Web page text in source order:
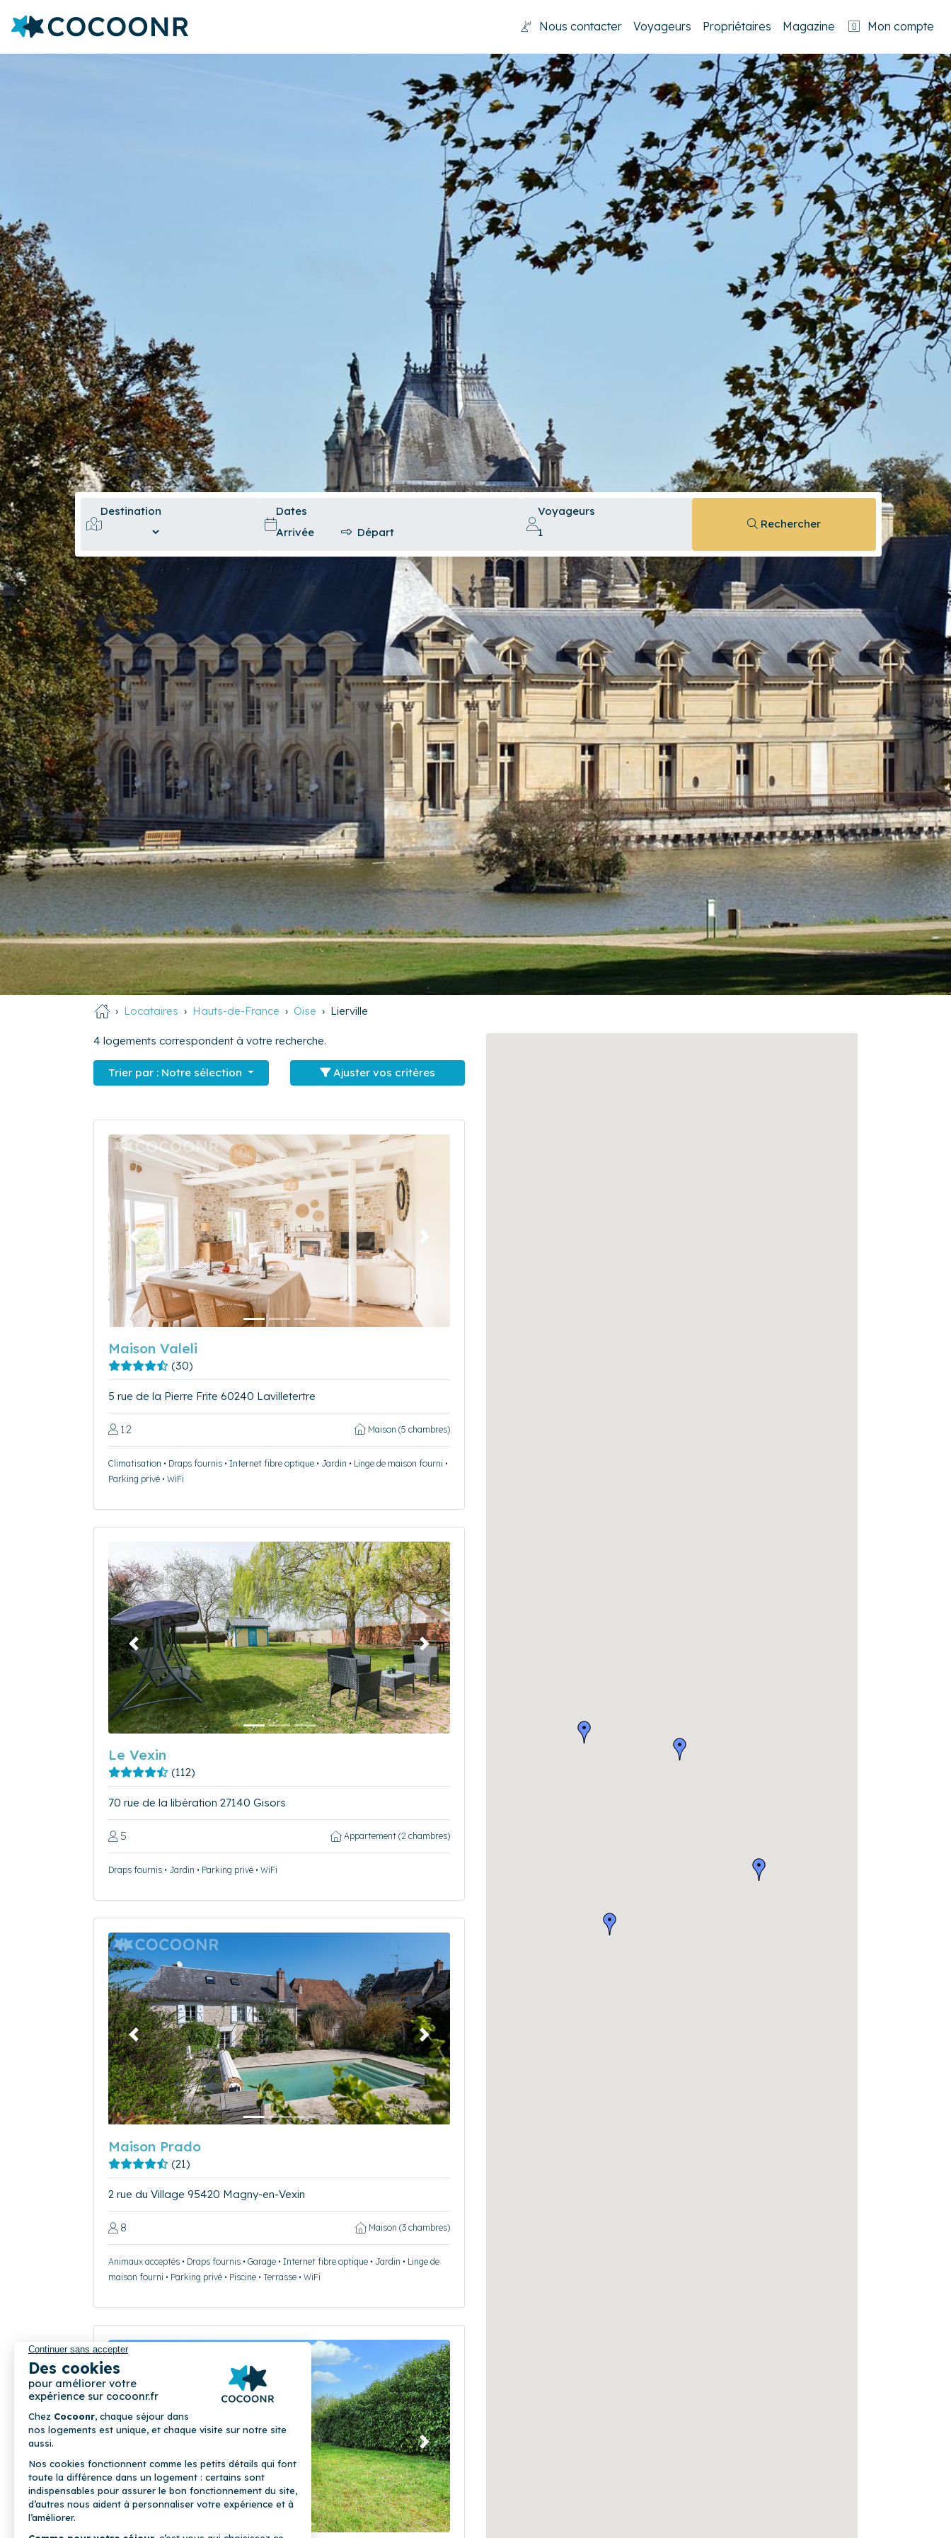
Nous contacter Voyageurs Propriétaires Magazine Mon compte
Destination Dates
Voyageurs
Rechercher
Locataires Hauts-de-France Oise Lierville
4 logements correspondent à votre recherche.
Trier par : Notre sélection Ajuster vos critères
Précédent Suivant
Maison Valeli
(30)
5 rue de la Pierre Frite 60240 Lavilletertre
12 Maison (5 chambres)
Climatisation • Draps fournis • Internet fibre optique • Jardin • Linge de maison fourni •
Parking privé • WiFi
Précédent Suivant
Le Vexin
(112)
70 rue de la libération 27140 Gisors
5 Appartement (2 chambres)
Draps fournis • Jardin • Parking privé • WiFi
Précédent Suivant
Maison Prado
(21)
2 rue du Village 95420 Magny-en-Vexin
8 Maison (3 chambres)
Animaux acceptés • Draps fournis • Garage • Internet fibre optique • Jardin • Linge de
maison fourni • Parking privé • Piscine • Terrasse • WiFi
Suivant